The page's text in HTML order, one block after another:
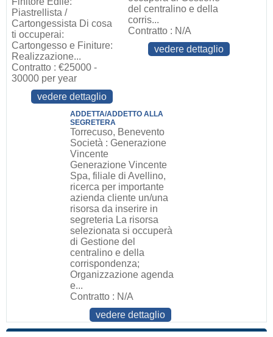
Piastrellista /
Cartongessista Di cosa
ti occuperai:
Cartongesso e Finiture:
Realizzazione...
Contratto : €25000 -
30000 per year
vedere dettaglio
del centralino e della
corris...
Contratto : N/A
vedere dettaglio
ADDETTA/ADDETTO ALLA
SEGRETERA
Torrecuso, Benevento
Società : Generazione
Vincente
Generazione Vincente
Spa, filiale di Avellino,
ricerca per importante
azienda cliente un/una
risorsa da inserire in
segreteria La risorsa
selezionata si occuperà
di Gestione del
centralino e della
corrispondenza;
Organizzazione agenda
e...
Contratto : N/A
vedere dettaglio